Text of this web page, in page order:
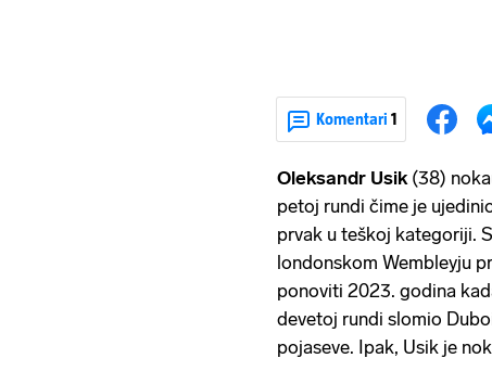
Komentari 1
Oleksandr Usik (38)
petoj rundi čime je
prvak u teškoj kategoriji.
londonskom Wembleyju
ponoviti 2023. godina
devetoj rundi slomio
pojaseve. Ipak, Usik je